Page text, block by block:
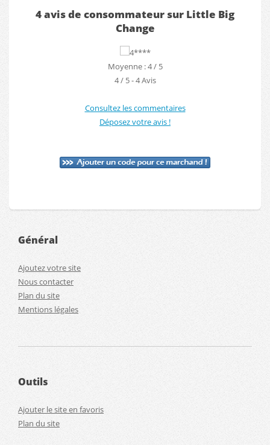
4 avis de consommateur sur Little Big
Change
Moyenne : 4 / 5
4/ 5-4Avis
Consultez les commentaires
Déposez votre avis !
Général
Ajoutez votre site
Nous contacter
Plan du site
Mentions légales
Outils
Ajouter le site en favoris
Plan du site